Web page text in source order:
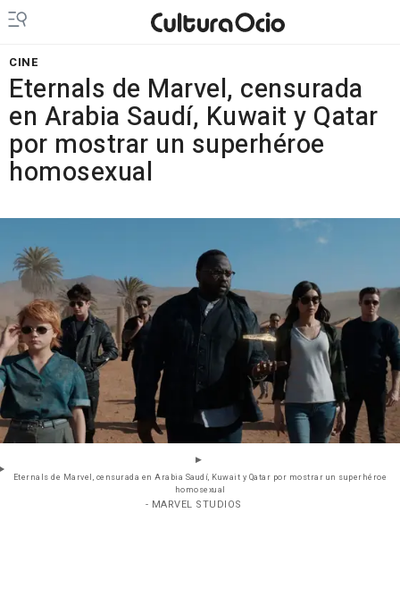
CINE
Eternals de Marvel, censurada
en Arabia Saudí, Kuwait y Qatar
por mostrar un superhéroe
homosexual
Eternals de Marvel, censurada en Arabia Saudí, Kuwait y Qatar por mostrar un superhéroe
homosexual
- MARVEL STUDIOS